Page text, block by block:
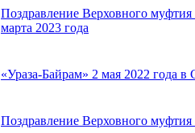
Поздравление Верховного
марта 2023 года
«Ураза-Байрам» 2 мая 2022 года
Поздравление Верховного муфтия